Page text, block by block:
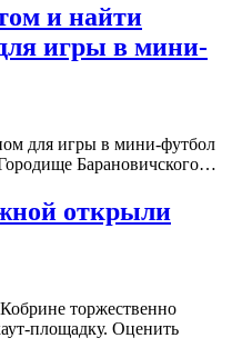
и найти
игры в мини-
для игры в мини-футбол
Барановичского…
открыли
торжественно
площадку. Оценить